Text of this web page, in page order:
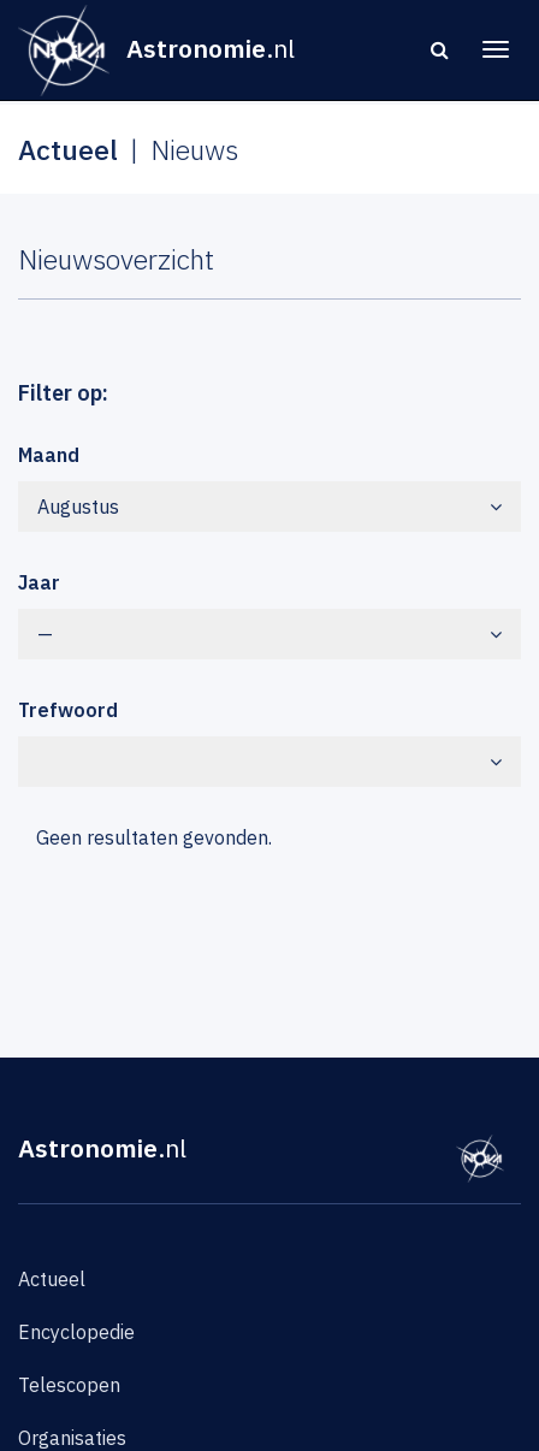
Astronomie.nl
Actueel Nieuws
Nieuwsoverzicht
Filter op:
Maand
Augustus
Jaar
—
Trefwoord
Geen resultaten gevonden.
Astronomie.nl
Actueel
Encyclopedie
Telescopen
Organisaties